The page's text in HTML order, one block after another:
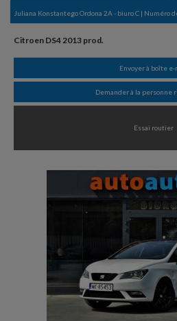
Juliana Konstantego Ordona 2A - biuro C | Numéro
Citroen DS4 2013 prod.
Envoyer à boîte e-
Demander à la personne
Essai routier